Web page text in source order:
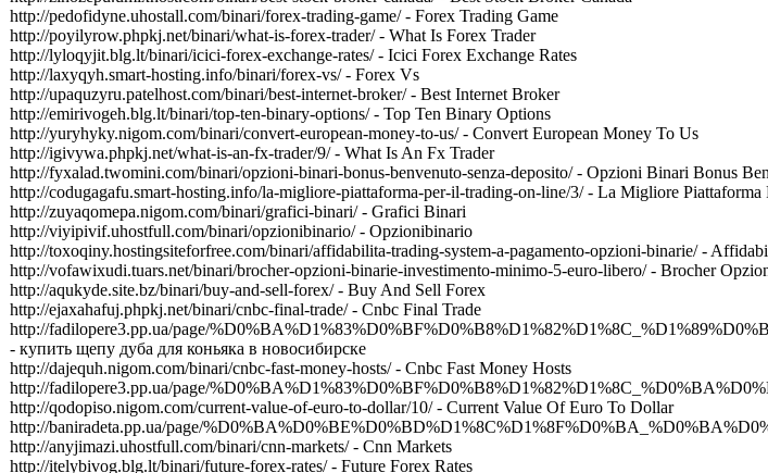
http://pedofidyne.uhostall.com/binari/forex-trading-game/ - Forex Trading Game
http://poyilyrow.phpkj.net/binari/what-is-forex-trader/ - What Is Forex Trader
http://lyloqyjit.blg.lt/binari/icici-forex-exchange-rates/ - Icici Forex Exchange Rates
http://laxyqyh.smart-hosting.info/binari/forex-vs/ - Forex Vs
http://upaquzyru.patelhost.com/binari/best-internet-broker/ - Best Internet Broker
http://emirivogeh.blg.lt/binari/top-ten-binary-options/ - Top Ten Binary Options
http://yuryhyky.nigom.com/binari/convert-european-money-to-us/ - Convert European Money To Us
http://igivywa.phpkj.net/what-is-an-fx-trader/9/ - What Is An Fx Trader
http://fyxalad.twomini.com/binari/opzioni-binari-bonus-benvenuto-senza-deposito/ - Opzioni Binari Bonus
http://codugagafu.smart-hosting.info/la-migliore-piattaforma-per-il-trading-on-line/3/ - La Migliore
http://zuyaqomepa.nigom.com/binari/grafici-binari/ - Grafici Binari
http://viyipivif.uhostfull.com/binari/opzionibinario/ - Opzionibinario
http://toxoqiny.hostingsiteforfree.com/binari/affidabilita-trading-system-a-pagamento-opzioni-binarie/ -
http://vofawixudi.tuars.net/binari/brocher-opzioni-binarie-investimento-minimo-5-euro-libero/ - Brocher
http://aqukyde.site.bz/binari/buy-and-sell-forex/ - Buy And Sell Forex
http://ejaxahafuj.phpkj.net/binari/cnbc-final-trade/ - Cnbc Final Trade
http://fadilopere3.pp.ua/page/
- купить щепу дуба для коньяка в новосибирске
http://dajequh.nigom.com/binari/cnbc-fast-money-hosts/ - Cnbc Fast Money Hosts
http://fadilopere3.pp.ua/page/
http://qodopiso.nigom.com/current-value-of-euro-to-dollar/10/ - Current Value Of Euro To Dollar
http://baniradeta.pp.ua/page/
http://anyjimazi.uhostfull.com/binari/cnn-markets/ - Cnn Markets
http://itelybivog.blg.lt/binari/future-forex-rates/ - Future Forex Rates